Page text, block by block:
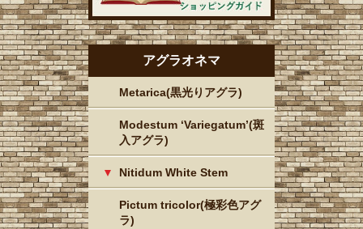
アグラオネマ
Metarica(黒光りアグラ)
Modestum ‘Variegatum’(斑
入アグラ)
Nitidum White Stem
Pictum tricolor(極彩色アグ
ラ)